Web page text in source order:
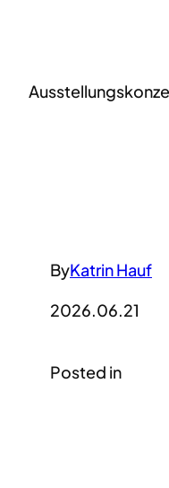
ByKatrin Hauf
2026.06.21
Posted in